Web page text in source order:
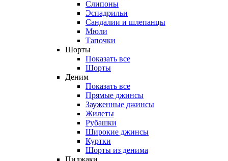
Слипоны
Эспадрильи
Сандалии и шлепанцы
Мюли
Тапочки
Шорты
Показать все
Шорты
Деним
Показать все
Прямые джинсы
Зауженные джинсы
Жилеты
Рубашки
Широкие джинсы
Куртки
Шорты из денима
Пиджаки